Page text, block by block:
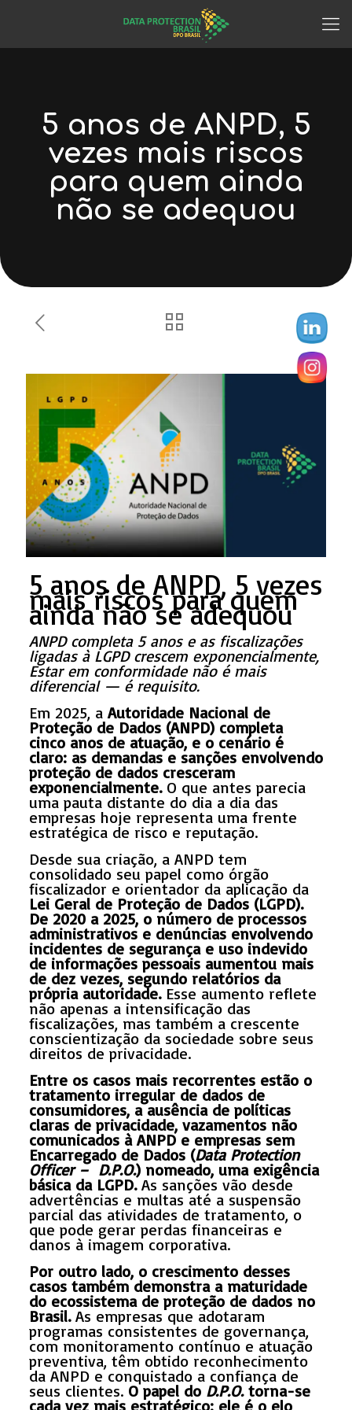
5 anos de ANPD, 5
vezes mais riscos
para quem ainda
não se adequou
5 anos de ANPD, 5 vezes
mais riscos para quem
ainda não se adequou
ANPD completa 5 anos e as fiscalizações
ligadas à LGPD crescem exponencialmente,
Estar em conformidade não é mais
diferencial — é requisito.
Em 2025, a Autoridade Nacional de
Proteção de Dados (ANPD) completa
cinco anos de atuação, e o cenário é
claro: as demandas e sanções envolvendo
proteção de dados cresceram
exponencialmente.O que antes parecia
uma pauta distante do dia a dia das
empresas hoje representa uma frente
estratégica de risco e reputação.
Desde sua criação, a ANPD tem
consolidado seu papel como órgão
fiscalizador e orientador da aplicação da
Lei Geral de Proteção de Dados (LGPD).
De 2020 a 2025, o número de processos
administrativos e denúncias envolvendo
incidentes de segurança e uso indevido
de informações pessoais aumentou mais
de dez vezes, segundo relatórios da
própria autoridade.Esse aumento reflete
não apenas a intensificação das
fiscalizações, mas também a crescente
conscientização da sociedade sobre seus
direitos de privacidade.
Entre os casos mais recorrentes estão o
tratamento irregular de dados de
consumidores, a ausência de políticas
claras de privacidade, vazamentos não
comunicados à ANPD e empresas sem
Encarregado de Dados (Data Protection
Officer – D.P.O.) nomeado, uma exigência
básica da LGPD.As sanções vão desde
advertências e multas até a suspensão
parcial das atividades de tratamento, o
que pode gerar perdas financeiras e
danos à imagem corporativa.
Por outro lado, o crescimento desses
casos também demonstra a maturidade
do ecossistema de proteção de dados no
Brasil.As empresas que adotaram
programas consistentes de governança,
com monitoramento contínuo e atuação
preventiva, têm obtido reconhecimento
da ANPD e conquistado a confiança de
seus clientes. O papel do D.P.O.torna-se
cada vez mais estratégico: ele é o elo